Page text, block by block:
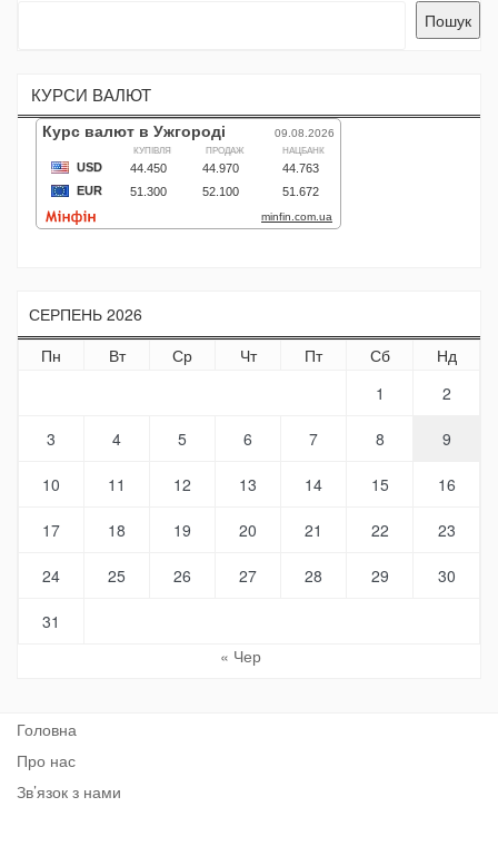
Пошук
КУРСИ ВАЛЮТ
СЕРПЕНЬ 2026
Пн
Вт Ср Чт Пт Сб
Нд
1
2
3 4 5 6 7 8 9
10 11 12 13 14 15 16
17 18 19 20 21 22 23
24 25 26 27 28 29 30
31
« Чер
Головна
Про нас
Зв’язок з нами